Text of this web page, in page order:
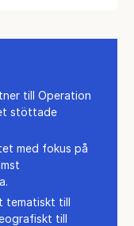
till Operation
stöttade
med fokus på
tematiskt till
till